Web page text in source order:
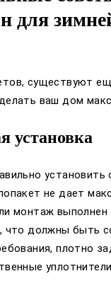
для
существуют
ваш дом
установка
установить
не дает
монтаж выполнен
что должны быть
плотно